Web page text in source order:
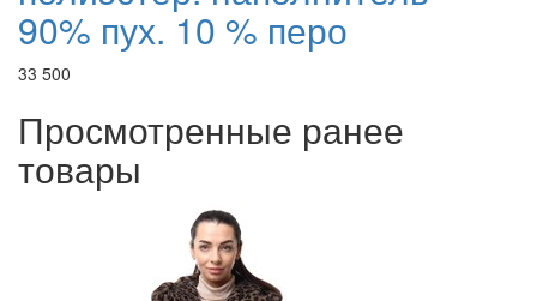
90% пух. 10 % перо
33 500
Просмотренные ранее
товары